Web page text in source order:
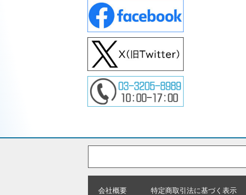
会社概要 特定商取引法に基づく表示